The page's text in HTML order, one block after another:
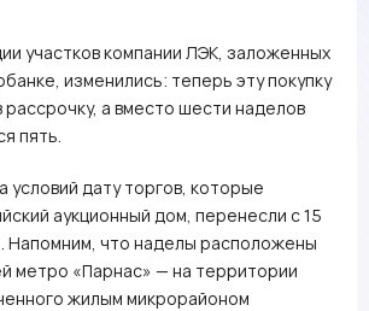
участков компании ЛЭК, заложенных
изменились: теперь эту покупку
а вместо шести наделов
пять.
дату торгов, которые
аукционный дом, перенесли с 15
Напомним, что наделы расположены
метро «Парнас» — на территории
жилым микрорайоном